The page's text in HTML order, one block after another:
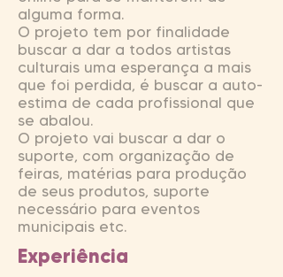
alguma forma.
O projeto tem por finalidade
buscar a dar a todos artistas
culturais uma esperança a mais
que foi perdida, é buscar a auto-
estima de cada profissional que
se abalou.
O projeto vai buscar a dar o
suporte, com organização de
feiras, matérias para produção
de seus produtos, suporte
necessário para eventos
municipais etc.
Experiência